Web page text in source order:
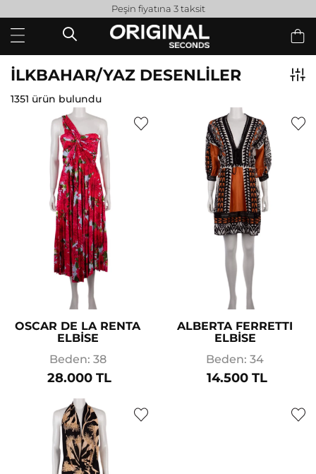
Peşin fiyatına 3 taksit
İLKBAHAR/YAZ DESENLİLER
1351 ürün bulundu
OSCAR DE LA RENTA
ELBİSE
Beden: 38
28.000 TL
ALBERTA FERRETTI
ELBİSE
Beden: 34
14.500 TL